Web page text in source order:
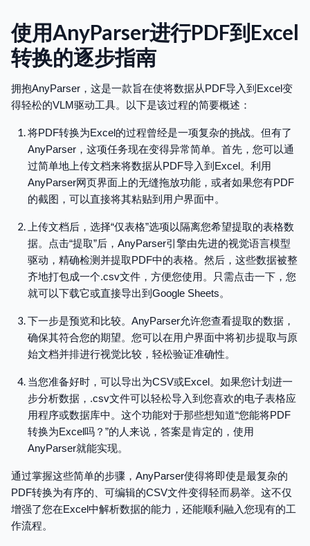
使用AnyParser进行PDF到Excel
转换的逐步指南
拥抱AnyParser，这是一款旨在使将数据从PDF导入到Excel变
得轻松的VLM驱动工具。以下是该过程的简要概述：
将PDF转换为Excel的过程曾经是一项复杂的挑战。但有了
AnyParser，这项任务现在变得异常简单。首先，您可以通
过简单地上传文档来将数据从PDF导入到Excel。利用
AnyParser网页界面上的无缝拖放功能，或者如果您有PDF
的截图，可以直接将其粘贴到用户界面中。
上传文档后，选择“仅表格”选项以隔离您希望提取的表格数
据。点击“提取”后，AnyParser引擎由先进的视觉语言模型
驱动，精确检测并提取PDF中的表格。然后，这些数据被整
齐地打包成一个.csv文件，方便您使用。只需点击一下，您
就可以下载它或直接导出到Google Sheets。
下一步是预览和比较。AnyParser允许您查看提取的数据，
确保其符合您的期望。您可以在用户界面中将初步提取与原
始文档并排进行视觉比较，轻松验证准确性。
当您准备好时，可以导出为CSV或Excel。如果您计划进一
步分析数据，.csv文件可以轻松导入到您喜欢的电子表格应
用程序或数据库中。这个功能对于那些想知道“您能将PDF
转换为Excel吗？”的人来说，答案是肯定的，使用
AnyParser就能实现。
通过掌握这些简单的步骤，AnyParser使得将即使是最复杂的
PDF转换为有序的、可编辑的CSV文件变得轻而易举。这不仅
增强了您在Excel中解析数据的能力，还能顺利融入您现有的工
作流程。